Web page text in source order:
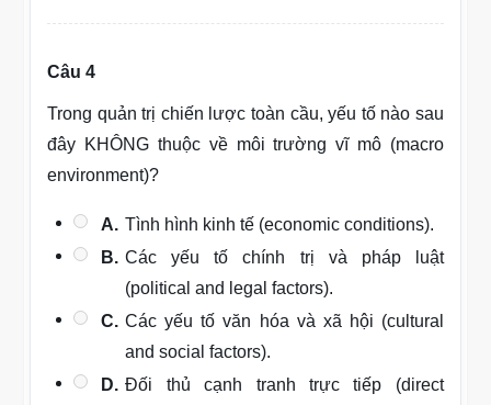
Câu 4
Trong quản trị chiến lược toàn cầu, yếu tố nào sau
đây KHÔNG thuộc về môi trường vĩ mô (macro
environment)?
A. Tình hình kinh tế (economic conditions).
B. Các yếu tố chính trị và pháp luật
(political and legal factors).
C. Các yếu tố văn hóa và xã hội (cultural
and social factors).
D. Đối thủ cạnh tranh trực tiếp (direct